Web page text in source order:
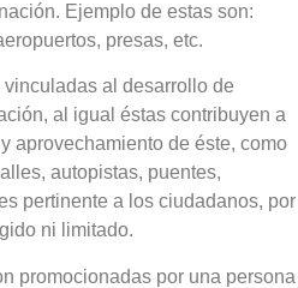
Ejemplo de estas son:
presas, etc.
al desarrollo de
al igual éstas contribuyen a
aprovechamiento de éste, como
autopistas, puentes,
pertinente a los ciudadanos, por
ni limitado.
promocionadas por una persona